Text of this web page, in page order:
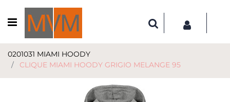
Open menu
0201031 MIAMI HOODY
CLIQUE MIAMI HOODY GRIGIO MELANGE 95